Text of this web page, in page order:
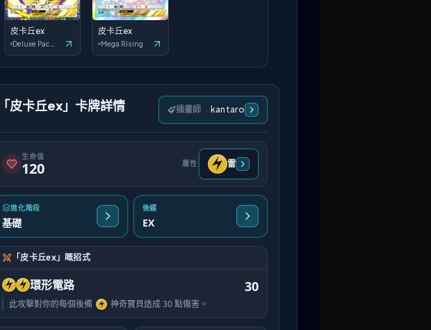
皮卡丘ex 皮卡丘ex
Mega Rising
「皮卡丘ex」卡牌詳情 插畫師 · kantaro
生命值
120 屬性 雷
進化階段
基礎
後綴
EX
「皮卡丘ex」嘅招式
環形電路
此攻擊對你的每個後備 神奇寶貝造成 30 點傷害。
30